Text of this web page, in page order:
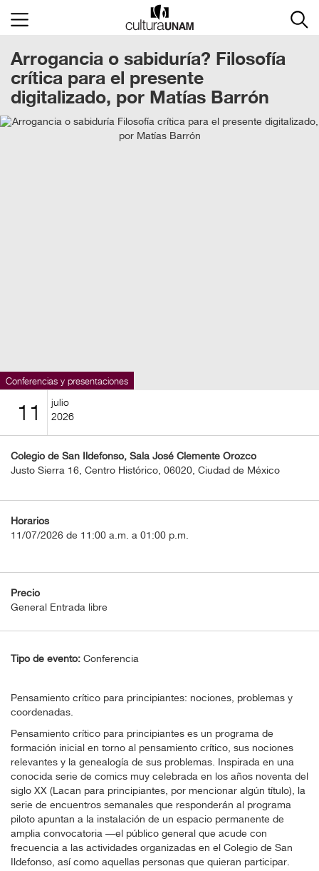
CulturaUNAM
ACTIVIDADES
Mensual
Puntos
Arrogancia o sabiduría? Filosofía
crítica para el presente
digitalizado, por Matías Barrón
Conferencias y presentaciones
11
julio
2026
Colegio de San Ildefonso, Sala José Clemente Orozco
Justo Sierra 16, Centro Histórico, 06020, Ciudad de México
Horarios
11/07/2026 de 11:00 a.m. a 01:00 p.m.
Precio
General Entrada libre
Tipo de evento: Conferencia
Pensamiento crítico para principiantes: nociones, problemas y
coordenadas.
Pensamiento crítico para principiantes es un programa de
formación inicial en torno al pensamiento crítico, sus nociones
relevantes y la genealogía de sus problemas. Inspirada en una
conocida serie de comics muy celebrada en los años noventa del
siglo XX (Lacan para principiantes, por mencionar algún título), la
serie de encuentros semanales que responderán al programa
piloto apuntan a la instalación de un espacio permanente de
amplia convocatoria —el público general que acude con
frecuencia a las actividades organizadas en el Colegio de San
Ildefonso, así como aquellas personas que quieran participar.
×